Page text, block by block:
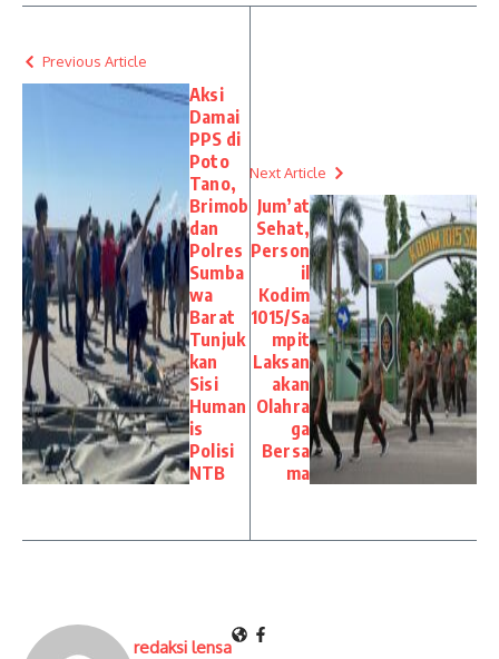
Previous Article
Aksi
Damai
PPS di
Poto
Tano,
Brimob
dan
Polres
Sumba
wa
Barat
Tunjuk
kan
Sisi
Human
is
Polisi
NTB
Next Article
Jum’at
Sehat,
Person
il
Kodim
1015/Sa
mpit
Laksan
akan
Olahra
ga
Bersa
ma
redaksi lensa